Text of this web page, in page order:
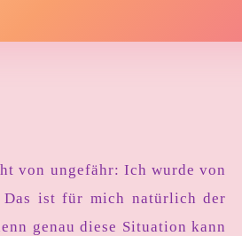
von ungefähr: Ich wurde von
ist für mich natürlich der
genau diese Situation kann